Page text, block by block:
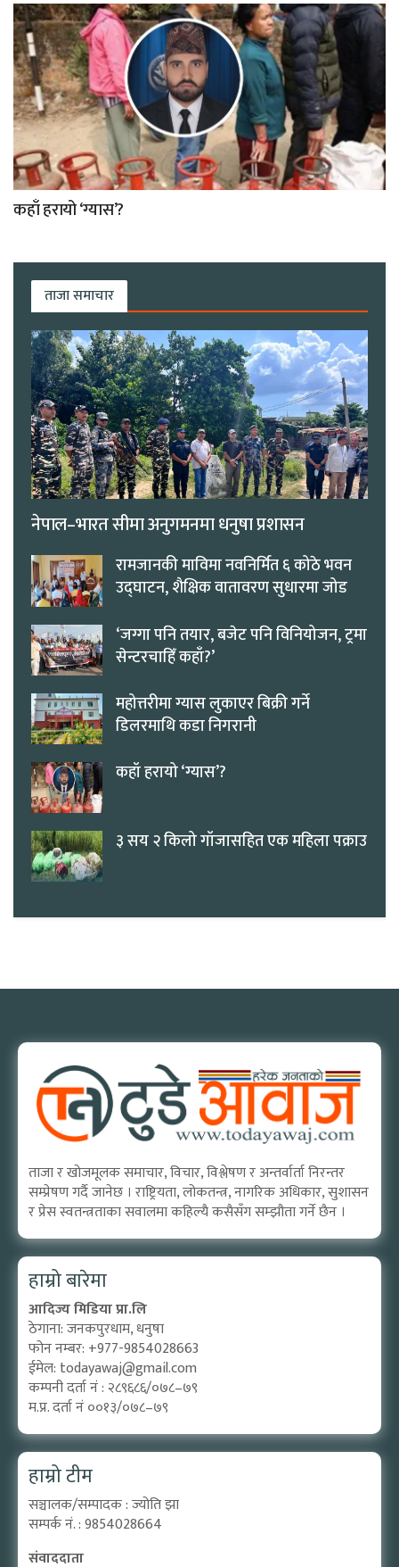
कहाँ हरायो ‘ग्यास’?
ताजा समाचार
नेपाल–भारत सीमा अनुगमनमा धनुषा प्रशासन
रामजानकी माविमा नवनिर्मित ६ कोठे भवन
उद्घाटन, शैक्षिक वातावरण सुधारमा जोड
‘जग्गा पनि तयार, बजेट पनि विनियोजन, ट्रमा
सेन्टरचाहिँ कहाँ?’
महोत्तरीमा ग्यास लुकाएर बिक्री गर्ने
डिलरमाथि कडा निगरानी
कहाँ हरायो ‘ग्यास’?
३ सय २ किलो गाँजासहित एक महिला पक्राउ
ताजा र खोजमूलक समाचार, विचार, विश्लेषण र अन्तर्वार्ता निरन्तर
सम्प्रेषण गर्दै जानेछ । राष्ट्रियता, लोकतन्त्र, नागरिक अधिकार, सुशासन
र प्रेस स्वतन्त्रताका सवालमा कहिल्यै कसैसँग सम्झौता गर्ने छैन ।
हाम्रो बारेमा
आदिज्य मिडिया प्रा.लि
ठेगाना: जनकपुरधाम, धनुषा
फोन नम्बर: +977-9854028663
ईमेल: todayawaj@gmail.com
कम्पनी दर्ता नं : २८९६८६/०७८–७९
म.प्र. दर्ता नं ००१३/०७८–७९
हाम्रो टीम
सञ्चालक/सम्पादक : ज्योति झा
सम्पर्क नं. : 9854028664
संवाददाता